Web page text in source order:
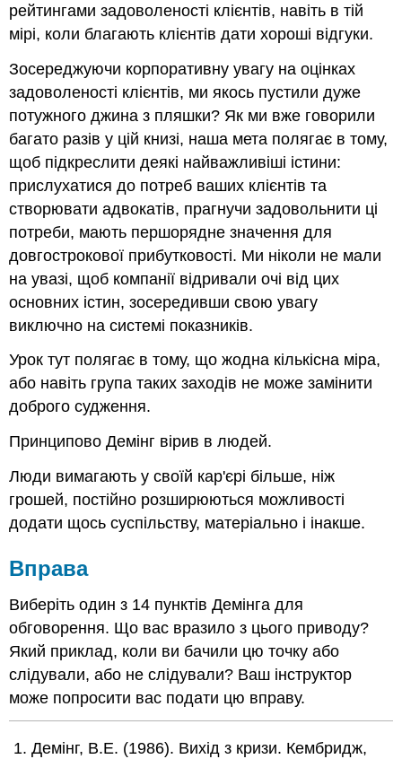
рейтингами задоволеності клієнтів, навіть в тій
мірі, коли благають клієнтів дати хороші відгуки.
Зосереджуючи корпоративну увагу на оцінках
задоволеності клієнтів, ми якось пустили дуже
потужного джина з пляшки? Як ми вже говорили
багато разів у цій книзі, наша мета полягає в тому,
щоб підкреслити деякі найважливіші істини:
прислухатися до потреб ваших клієнтів та
створювати адвокатів, прагнучи задовольнити ці
потреби, мають першорядне значення для
довгострокової прибутковості. Ми ніколи не мали
на увазі, щоб компанії відривали очі від цих
основних істин, зосередивши свою увагу
виключно на системі показників.
Урок тут полягає в тому, що жодна кількісна міра,
або навіть група таких заходів не може замінити
доброго судження.
Принципово Демінг вірив в людей.
Люди вимагають у своїй кар'єрі більше, ніж
грошей, постійно розширюються можливості
додати щось суспільству, матеріально і інакше.
Вправа
Виберіть один з 14 пунктів Демінга для
обговорення. Що вас вразило з цього приводу?
Який приклад, коли ви бачили цю точку або
слідували, або не слідували? Ваш інструктор
може попросити вас подати цю вправу.
Демінг, В.Е. (1986). Вихід з кризи. Кембридж,